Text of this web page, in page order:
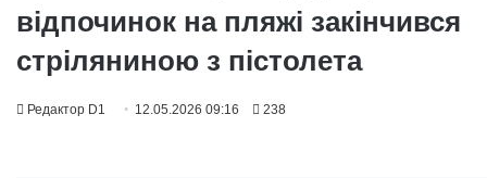
відпочинок на пляжі закінчився
стріляниною з пістолета
Редактор D1 12.05.2026 09:16 238